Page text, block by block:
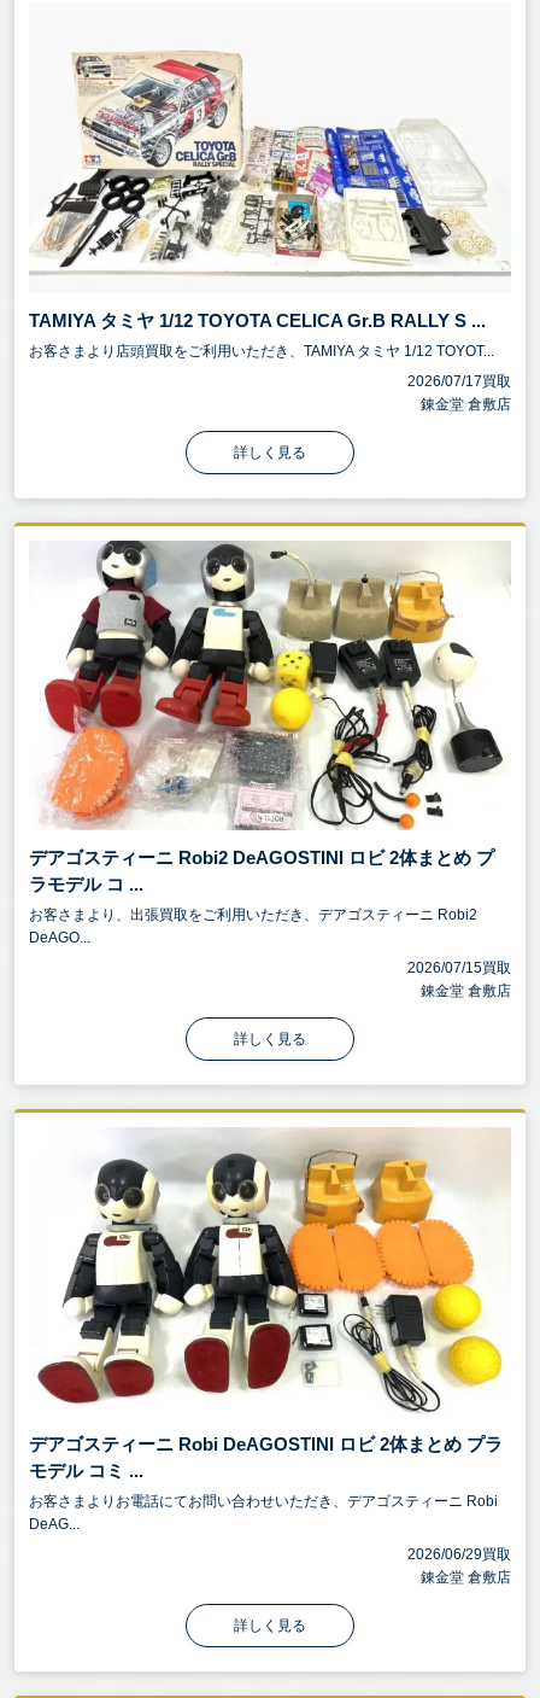
TAMIYA タミヤ 1/12 TOYOTA CELICA Gr.B RALLY S ...
お客さまより店頭買取をご利用いただき、TAMIYA タミヤ 1/12 TOYOT...
2026/07/17買取
錬金堂 倉敷店
詳しく見る
デアゴスティーニ Robi2 DeAGOSTINI ロビ 2体まとめ プ
ラモデル コ ...
お客さまより、出張買取をご利用いただき、デアゴスティーニ Robi2
DeAGO...
2026/07/15買取
錬金堂 倉敷店
詳しく見る
デアゴスティーニ Robi DeAGOSTINI ロビ 2体まとめ プラ
モデル コミ ...
お客さまよりお電話にてお問い合わせいただき、デアゴスティーニ Robi
DeAG...
2026/06/29買取
錬金堂 倉敷店
詳しく見る